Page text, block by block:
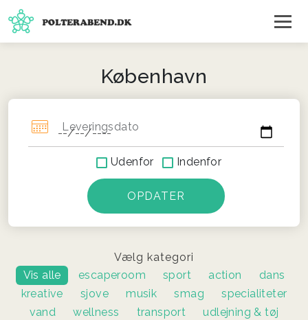
København
Leveringsdato
Udenfor Indenfor
Vælg kategori
Vis alle
escaperoom sport action
dans
kreative
sjove musik smag
specialiteter
vand
wellness transport
udlejning & tøj